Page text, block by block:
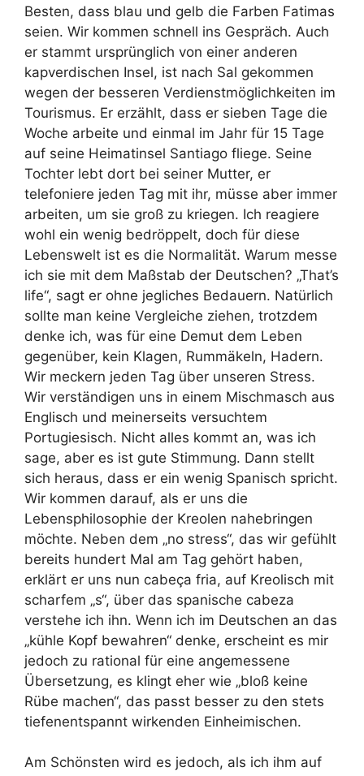
Besten, dass blau und gelb die Farben Fatimas
seien. Wir kommen schnell ins Gespräch. Auch
er stammt ursprünglich von einer anderen
kapverdischen Insel, ist nach Sal gekommen
wegen der besseren Verdienstmöglichkeiten im
Tourismus. Er erzählt, dass er sieben Tage die
Woche arbeite und einmal im Jahr für 15 Tage
auf seine Heimatinsel Santiago fliege. Seine
Tochter lebt dort bei seiner Mutter, er
telefoniere jeden Tag mit ihr, müsse aber immer
arbeiten, um sie groß zu kriegen. Ich reagiere
wohl ein wenig bedröppelt, doch für diese
Lebenswelt ist es die Normalität. Warum messe
ich sie mit dem Maßstab der Deutschen? „That’s
life“, sagt er ohne jegliches Bedauern. Natürlich
sollte man keine Vergleiche ziehen, trotzdem
denke ich, was für eine Demut dem Leben
gegenüber, kein Klagen, Rummäkeln, Hadern.
Wir meckern jeden Tag über unseren Stress.
Wir verständigen uns in einem Mischmasch aus
Englisch und meinerseits versuchtem
Portugiesisch. Nicht alles kommt an, was ich
sage, aber es ist gute Stimmung. Dann stellt
sich heraus, dass er ein wenig Spanisch spricht.
Wir kommen darauf, als er uns die
Lebensphilosophie der Kreolen nahebringen
möchte. Neben dem „no stress“, das wir gefühlt
bereits hundert Mal am Tag gehört haben,
erklärt er uns nun cabeça fria, auf Kreolisch mit
scharfem „s“, über das spanische cabeza
verstehe ich ihn. Wenn ich im Deutschen an das
„kühle Kopf bewahren“ denke, erscheint es mir
jedoch zu rational für eine angemessene
Übersetzung, es klingt eher wie „bloß keine
Rübe machen“, das passt besser zu den stets
tiefenentspannt wirkenden Einheimischen.
Am Schönsten wird es jedoch, als ich ihm auf